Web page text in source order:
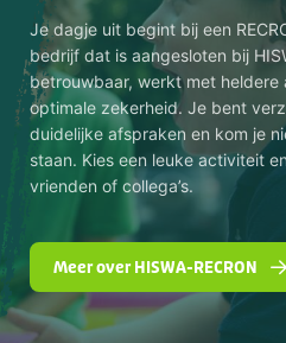
Je dagje uit begint bij een
bedrijf dat is aangesloten bij
betrouwbaar, werkt met
optimale zekerheid. Je bent
duidelijke afspraken en kom je
staan. Kies een leuke activiteit
vrienden of collega’s.
Meer over HISWA-RECRON